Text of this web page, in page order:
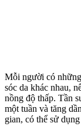
Mỗi người có
sóc da khác nhau,
nồng độ thấp. Tần
một tuần và tăng
gian, có thể sử